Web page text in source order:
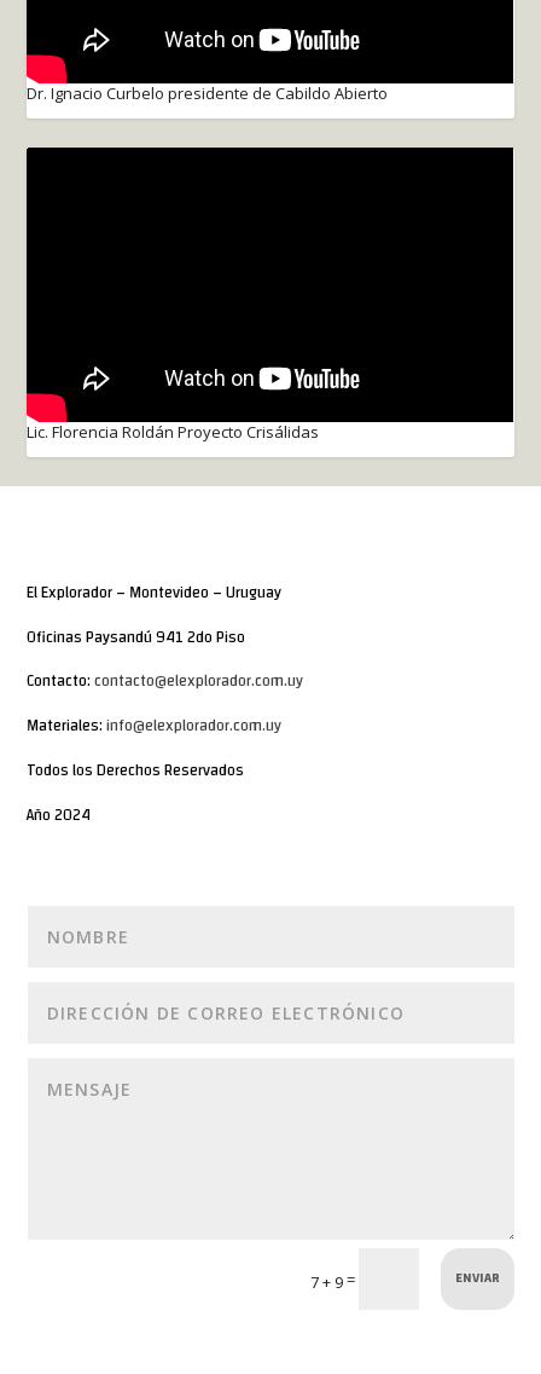
Dr. Ignacio Curbelo presidente de Cabildo Abierto
Lic. Florencia Roldán Proyecto Crisálidas
El Explorador – Montevideo – Uruguay
Oficinas Paysandú 941 2do Piso
Contacto:contacto@elexplorador.com.uy
Materiales:info@elexplorador.com.uy
Todos los Derechos Reservados
Año 2024
7 + 9= ENVIAR